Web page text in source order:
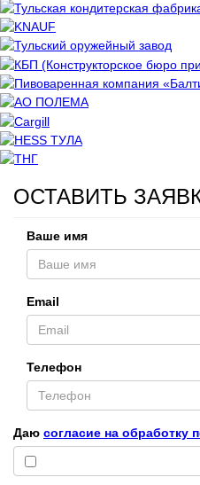
ОСТАВИТЬ
Ваше имя
Email
Телефон
Даю согласие на обработку